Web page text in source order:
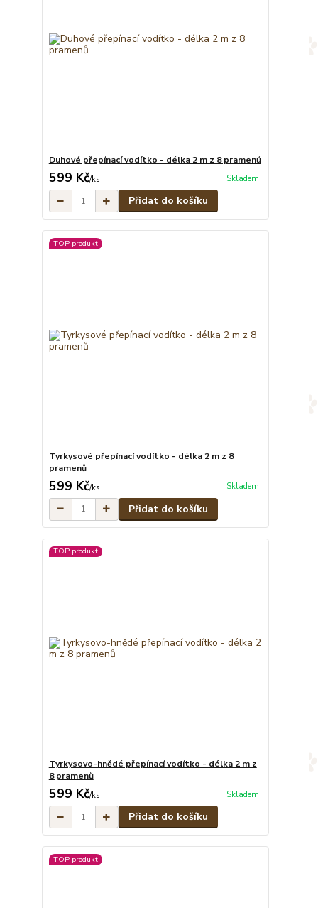
Duhové přepínací vodítko - délka 2 m z 8 pramenů
599 Kč/ks Skladem
Přidat do košíku
TOP produkt
Tyrkysové přepínací vodítko - délka 2 m z 8
pramenů
599 Kč/ks Skladem
Přidat do košíku
TOP produkt
Tyrkysovo-hnědé přepínací vodítko - délka 2 m z
8 pramenů
599 Kč/ks Skladem
Přidat do košíku
TOP produkt